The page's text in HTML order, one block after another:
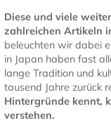
Diese und viele
zahlreichen Artikeln
beleuchten wir dabei
in Japan haben fast
lange Tradition und
tausend Jahre zurück
Hintergründe kennt,
verstehen.